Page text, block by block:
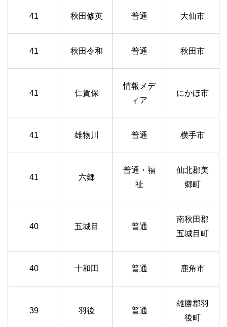
41 秋田修英 普通 大仙市
41 秋田令和 普通 秋田市
41 仁賀保
情報メデ
ィア
にかほ市
41 雄物川 普通 横手市
41 六郷
普通・福
祉
仙北郡美
郷町
40 五城目 普通
南秋田郡
五城目町
40 十和田 普通 鹿角市
39 羽後 普通
雄勝郡羽
後町